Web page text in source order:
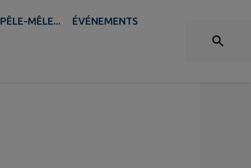
PÊLE-MÊLE... ÉVÉNEMENTS
SALLES COMMUNALES